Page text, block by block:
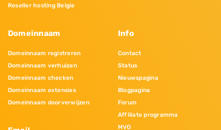
Reseller hosting Belgie
Domeinnaam
Domeinnaam registreren
Domeinnaam verhuizen
Domeinnaam checken
Domeinnaam extensies
Domeinnaam doorverwijzen
Info
Contact
Status
Nieuwspagina
Blogpagina
Forum
Affiliate programma
MVO